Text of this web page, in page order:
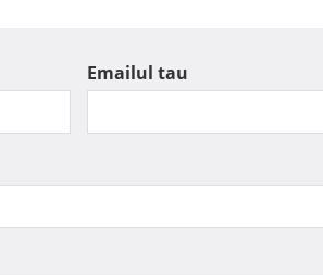
Emailul tau